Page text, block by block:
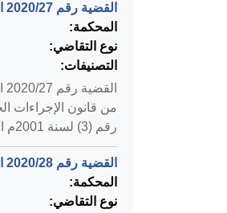
القضية رقم ‎27‏/‎2020‏ المنعقدة في محكمة استئناف رام الله بتاريخ ‎2020-02-05‏
المحكمة:
نوع التقاضي:
التصنيفات:
رقم (3) لسنة 2001م الحكم الصا...
القضية رقم ‎28‏/‎2020‏ المنعقدة في محكمة استئناف رام الله بتاريخ ‎2020-02-05‏
المحكمة:
نوع التقاضي: